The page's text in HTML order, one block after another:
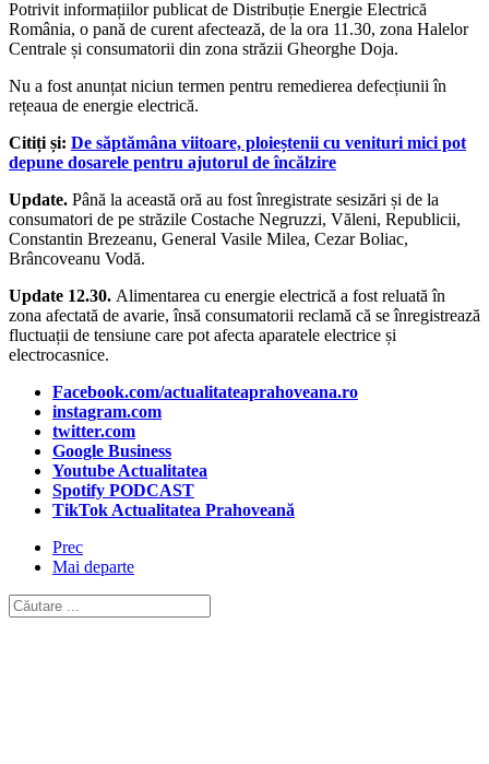
Potrivit informațiilor publicat de Distribuție Energie Electrică
România, o pană de curent afectează, de la ora 11.30, zona Halelor
Centrale și consumatorii din zona străzii Gheorghe Doja.
Nu a fost anunțat niciun termen pentru remedierea defecțiunii în
rețeaua de energie electrică.
Citiți și: De săptămâna viitoare, ploieștenii cu venituri mici pot
depune dosarele pentru ajutorul de încălzire
Update. Până la această oră au fost înregistrate sesizări și de la
consumatori de pe străzile Costache Negruzzi, Văleni, Republicii,
Constantin Brezeanu, General Vasile Milea, Cezar Boliac,
Brâncoveanu Vodă.
Update 12.30. Alimentarea cu energie electrică a fost reluată în
zona afectată de avarie, însă consumatorii reclamă că se înregistrează
fluctuații de tensiune care pot afecta aparatele electrice și
electrocasnice.
Facebook.com/actualitateaprahoveana.ro
instagram.com
twitter.com
Google Business
Youtube Actualitatea
Spotify PODCAST
TikTok Actualitatea Prahoveană
Prec
Mai departe